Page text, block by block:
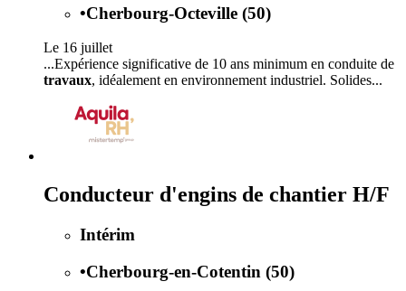
•Cherbourg-Octeville (50)
Le 16 juillet
...Expérience significative de 10 ans minimum en conduite de
travaux, idéalement en environnement industriel. Solides...
Conducteur d'engins de chantier H/F
Intérim
•Cherbourg-en-Cotentin (50)